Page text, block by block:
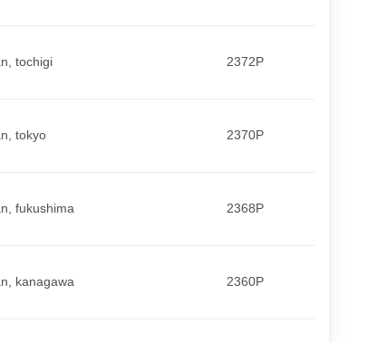
tochigi 2372P
tokyo 2370P
fukushima 2368P
kanagawa 2360P